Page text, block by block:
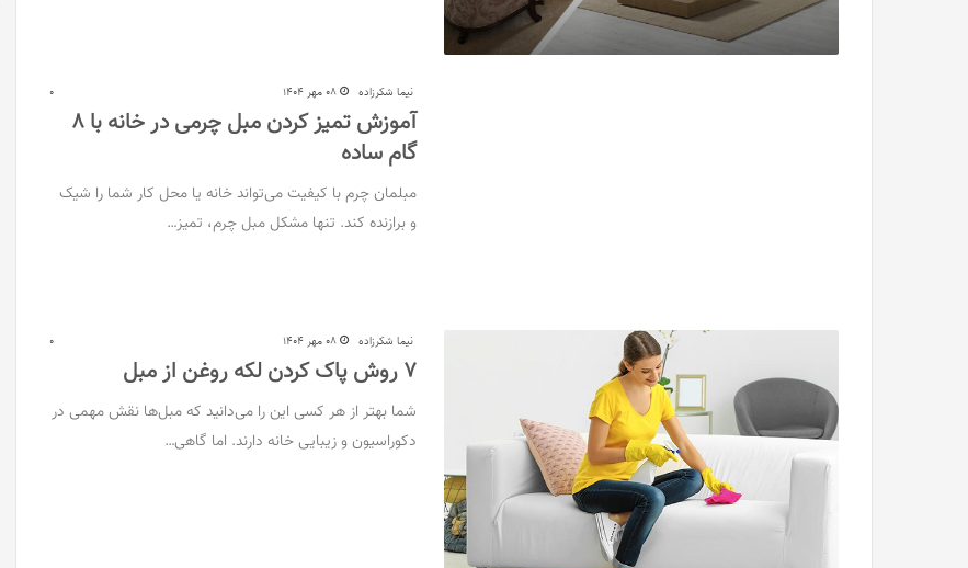
نیما شکرزاده 08 مهر 1404 0
آموزش تمیز کردن مبل چرمی در خانه با 8
گام ساده
مبلمان چرم با کیفیت می‌تواند خانه یا محل کار شما را شیک
و برازنده کند. تنها مشکل مبل چرم، تمیز…
نیما شکرزاده 08 مهر 1404 0
۷ روش پاک کردن لکه روغن از مبل
شما بهتر از هر کسی این را می‌دانید که مبل‌ها نقش مهمی در
دکوراسیون و زیبایی خانه دارند. اما گاهی…